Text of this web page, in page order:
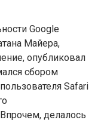
Google
Майера,
опубликовал
сбором
Safari
делалось